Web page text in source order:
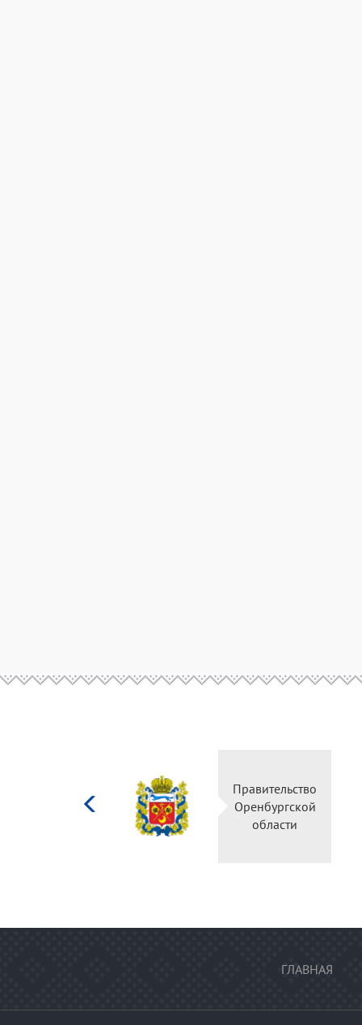
Правительство
Оренбургской
области
ГЛАВНАЯ